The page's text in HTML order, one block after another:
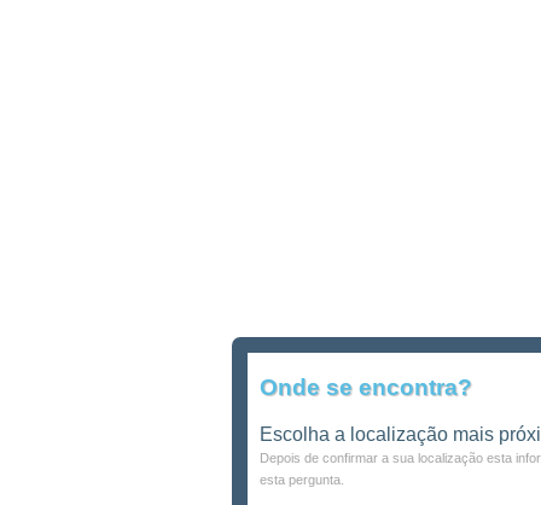
Onde se encontra?
Escolha a localização mais
Depois de confirmar a sua localização esta
esta pergunta.